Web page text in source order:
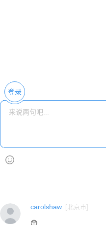
登录
carolshaw [北京市]
😯